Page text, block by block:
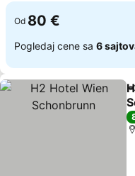
Od 80 €
Pogledaj cene sa 6